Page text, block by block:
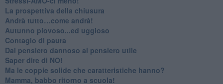
​La prospettiva della chiusura
​Andrà tutto…come andrà!
Autunno piovoso...ed uggioso
​Contagio di paura
​Dal pensiero dannoso al pensiero utile
​Saper dire di NO!
​Ma le coppie solide che caratteristiche hanno?
​Mamma, babbo ritorno a scuola!